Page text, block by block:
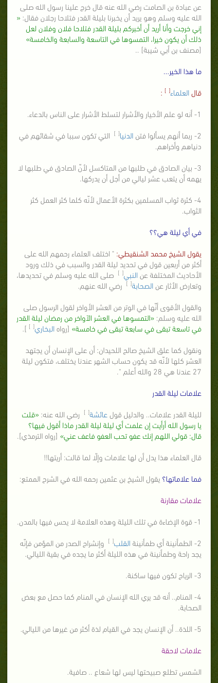
عن عبادة بن الصامت رضي الله عنه قال خرج علينا رسول الله صلى
الله عليه وسلم وهو يريد أن يخبرنا بليلة القدر فتلاحا رجلان فقال: «
إني خرجت وأنا أريد أن أخبركم بليلة القدر فتلاحا فلان وفلان لعل
ذلك أن يكون خيرا، التمسوها في التاسعة والسابعة والخامسة»
[مصنف بن أبي شيبة] ..
ما هذا الخير...
قال العلماء[ ]
:
1- أنه لو علم الأخيار والأشرار لتسلط الأشرار على الناس بالدعاء.
2- ربما أنهم يسألوا فتن
الدنيا[ ] التي تكون سببا في شقائهم في
دنياهم وأخراهم.
3- بيان الصادق في طلبها من المتاكسل لأنّ الصادق في طلبها لا
يهمه أن يتعب عشر ليالي من أجل أن يدركها.
4- كثرة ثواب المسلمين بكثرة الأعمال لأنّه كلما كثر العمل كثر
الثواب.
في أي ليلة هي؟؟
يقول الشيخ محمد الشنقيطي: " اختلف العلماء رحمهم الله على
أكثر من أربعين قول في تحديد ليلة القدر والسبب في ذلك ورود
الأحاديث المختلفة عن النبي[ ] صلى الله عليه وسلم في تحديدها،
وتعارض الأثار عن الصحابة[ ] رضي الله عنهم.
والقول الأقوى أنّها في الوتر من العشر الأواخر لقول الرسول صلى
الله عليه وسلم: «التمسوها في العشر الآواخر من رمضان ليلة القدر
في تاسعة تبقى في سابعة تبقى في خامسة» [رواه البخاري[ ]
].
ونقول كما علق الشيخ صالح اللحيدان: أن على الإنسان أن يجتهد
العشر كلها لأنّه قد يكون حساب الشهر عندنا يختلف، فتكون ليلة
27 عندنا هي 28 والله أعلم ".
علامات ليلة القدر
لليلة القدر علامات.. والدليل قول عائشة[ ] رضي الله عنه: «قلت
يا رسول الله أرأيت إن علمت أي ليلة ليلة القدر ماذا أقول فيها؟
قال: قولي اللهم إنك عفو تحب العفو فاعف عني» [رواه الترمذي].
قال العلماء هذا يدل أن لها علامات وإلّا لما قالت: أريتها!!
فما علاماتها؟ يقول الشيخ بن عثمين رحمه الله في الشرح الممتع:
علامات مقارنة
1- قوة الإضاءة في تلك الليلة وهذه العلامة لا يحس فيها بالمدن.
2- الطمأنينة أي طمأنينة
القلب[ ] وإنشراح الصدر من المؤمن فإنّه
يجد راحة وطمأنينة في هذه الليلة أكثر ما يجده في بقية الليالي.
3- الرياح تكون فيها ساكنة.
4- المنام.. أنه قد يري الله الإنسان في المنام كما حصل مع بعض
الصحابة.
5- اللذة.. أن الإنسان يجد في القيام لذة أكثر من غيرها من الليالي.
علامات لاحقة
الشمس تطلع صبيحتها ليس لها شعاع .. صافية.